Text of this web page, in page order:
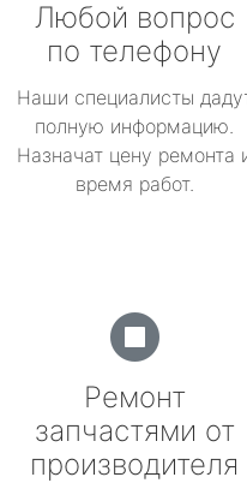
Любой вопрос
по телефону
Наши специалисты
полную информацию.
Назначат цену ремонта
время работ.
Ремонт
запчастями от
производителя